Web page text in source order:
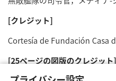
[クレジット]
Cortesía de Fundación Casa
[25ページの図版のクレジット]